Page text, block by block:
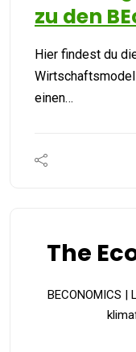
zu den
Hier findest du
einen…
The
BECONOMICS